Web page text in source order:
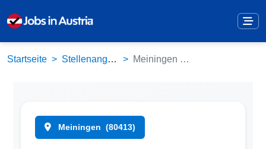
Startseite Stellenangebote Meiningen (80413)
Meiningen (80413)